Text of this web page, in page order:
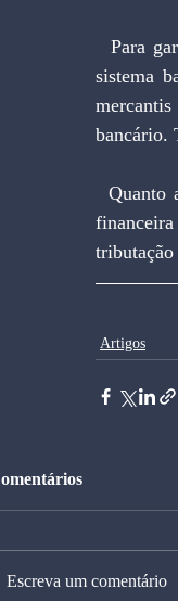
sistema
bancário.
  Quanto ao enquadramento, todas as empresas poderiam optar pelo Simples sobre a movimentação
Artigos
Escreva um comentário